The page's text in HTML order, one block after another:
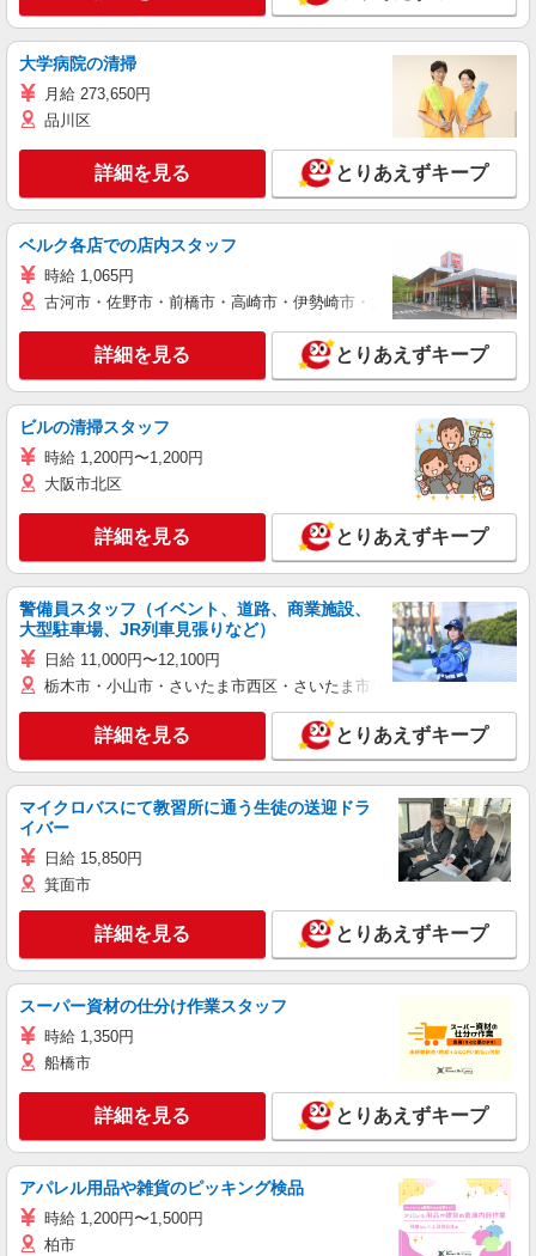
大学病院の清掃
月給 273,650円
品川区
詳細を見る とりあえずキープ
ベルク各店での店内スタッフ
時給 1,065円
古河市・佐野市・前橋市・高崎市・伊勢崎市・太田市・館林市・藤
詳細を見る とりあえずキープ
ビルの清掃スタッフ
時給 1,200円〜1,200円
大阪市北区
詳細を見る とりあえずキープ
警備員スタッフ（イベント、道路、商業施設、
大型駐車場、JR列車見張りなど）
日給 11,000円〜12,100円
栃木市・小山市・さいたま市西区・さいたま市岩槻区・久喜市・蓮田
詳細を見る とりあえずキープ
マイクロバスにて教習所に通う生徒の送迎ドラ
イバー
日給 15,850円
箕面市
詳細を見る とりあえずキープ
スーパー資材の仕分け作業スタッフ
時給 1,350円
船橋市
詳細を見る とりあえずキープ
アパレル用品や雑貨のピッキング検品
時給 1,200円〜1,500円
柏市